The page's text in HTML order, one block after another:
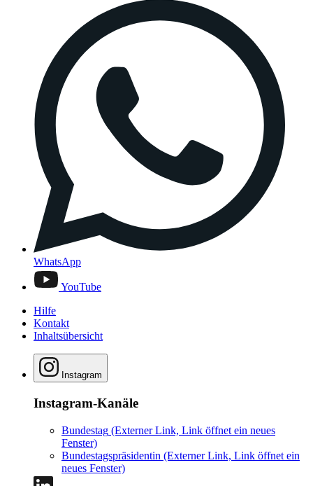
WhatsApp
YouTube
Hilfe
Kontakt
Inhaltsübersicht
Instagram
Instagram-Kanäle
Bundestag (Externer Link, Link öffnet ein neues
Fenster)
Bundestagspräsidentin (Externer Link, Link öffnet ein
neues Fenster)